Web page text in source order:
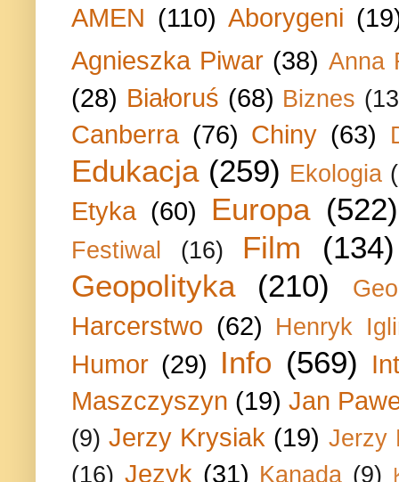
AMEN (110) Aborygeni
Agnieszka Piwar (38) Anna
(28) Białoruś (68) Biznes
Canberra (76) Chiny (63)
Edukacja (259) Ekologia
Etyka (60) Europa (522)
Festiwal (16) Film
(134)
Geopolityka
(210)
Harcerstwo (62) Henryk
Humor (29) Info (569)
Maszczyszyn (19) Jan
(9) Jerzy Krysiak (19) Jerzy
(16) Język (31) Kanada (9)